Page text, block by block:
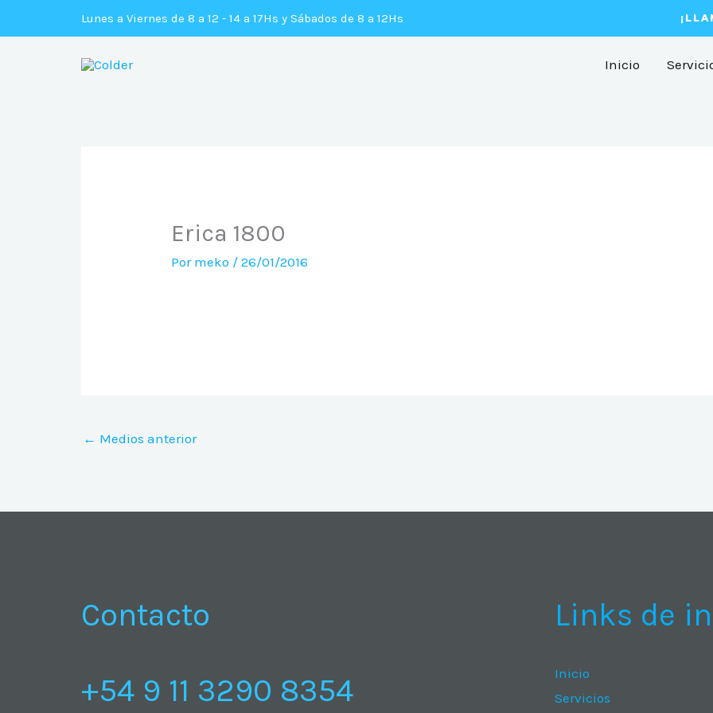
al
Lunes a Viernes de 8 a 12 - 14 a 17Hs y Sábados de 8 a 12Hs
Inicio
Erica 1800
Por meko /26/01/2016
← Medios anterior
Contacto
+54 9 11 3290 8354
Links de
Inicio
Servicios